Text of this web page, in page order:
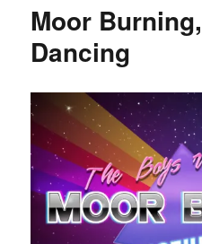
Moor
Dancing